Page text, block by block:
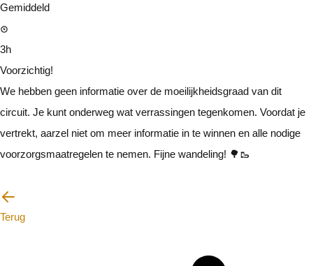
Gemiddeld
3h
Voorzichtig!
We hebben geen informatie over de moeilijkheidsgraad van dit
circuit. Je kunt onderweg wat verrassingen tegenkomen. Voordat je
vertrekt, aarzel niet om meer informatie in te winnen en alle nodige
voorzorgsmaatregelen te nemen. Fijne wandeling! 🌳🥾
Terug